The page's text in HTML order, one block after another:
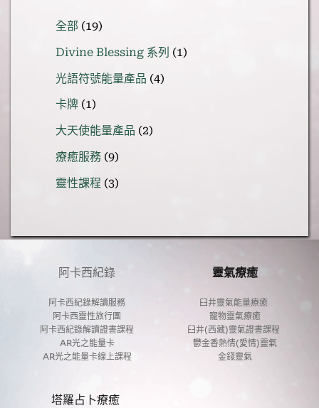
全部 1919
產
品
Divine Blessing 系列 11
光語符號能量產品 44
卡牌 11
產
品
大天使能量產品 22
療癒服務 99
產
靈性課程 33
阿卡西紀錄
阿卡西紀錄解讀服務
阿卡西靈性旅行團
阿卡西紀錄解讀證書課程
AR光之能量卡
AR光之能量卡線上課程
靈氣療癒
臼井靈氣能量療癒
寵物靈氣療癒
臼井(西藏)靈氣證書課程
鬱金香熱情(愛情)靈氣
金錢靈氣
塔羅占卜療癒